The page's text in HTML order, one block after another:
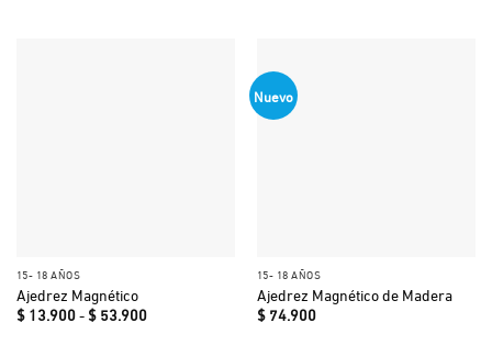
15- 18 AÑOS
Ajedrez Magnético
$13.900- $53.900Rango
Nuevo
15- 18 AÑOS
Ajedrez Magnético de Madera
$74.900